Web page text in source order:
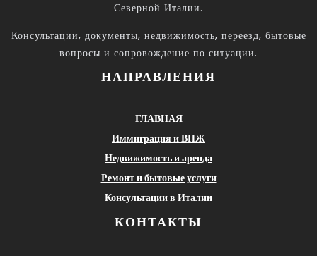
Северной Италии.
Консультации, документы, недвижимость, переезд, бытовые
вопросы и сопровождение по ситуации.
НАПРАВЛЕНИЯ
ГЛАВНАЯ
Иммиграция и ВНЖ
Недвижимость и аренда
Ремонт и бытовые услуги
Консультации в Италии
КОНТАКТЫ